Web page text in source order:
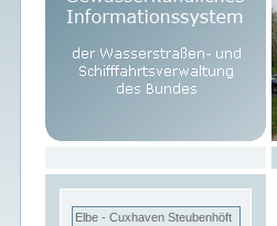
Elbe - Cuxhaven Steubenhöft